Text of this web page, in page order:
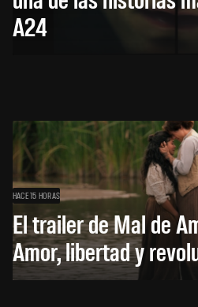
A24
HACE 15 HORAS
El trailer de Mal de
Amor, libertad y